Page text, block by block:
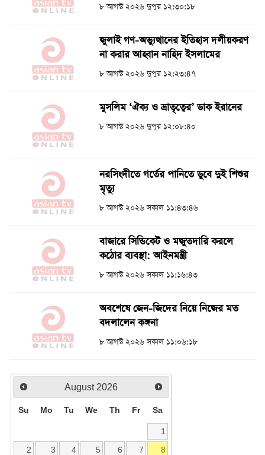
৮ আগস্ট ২০২৬ দুপুর ১২:৩০:১৮
জুলাই গণ-অভ্যুত্থানের ইতিহাস দলীয়করণ
না করার আহ্বান নাহিদ ইসলামের
৮ আগস্ট ২০২৬ দুপুর ১২:২৩:৪৭
মুসলিম ‘ঐক্য ও ভ্রাতৃত্বের’ ডাক ইরানের
৮ আগস্ট ২০২৬ দুপুর ১২:০৮:৪০
নরসিংদীতে গর্তের পানিতে ডুবে দুই শিশুর
মৃত্যু
৮ আগস্ট ২০২৬ সকাল ১১:৪৩:৪৬
বাজারে সিন্ডিকেট ও মজুতদারি করলে
কঠোর ব্যবস্থা: আইনমন্ত্রী
৮ আগস্ট ২০২৬ সকাল ১১:১৬:৪৩
অবশেষে জেন-জিদের নিয়ে নিজের মত
বদলালেন কঙ্গনা
৮ আগস্ট ২০২৬ সকাল ১১:০৬:১৮
August 2026
Su Mo Tu We Th Fr Sa
1
2
3 4 5 6 7
8